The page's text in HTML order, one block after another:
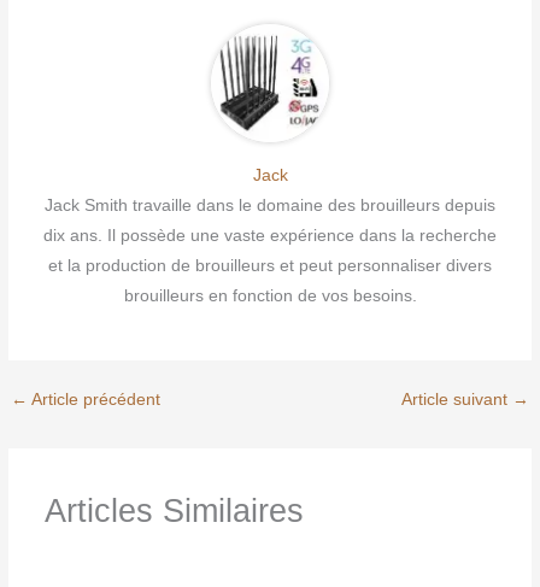
Jack
Jack Smith travaille dans le domaine des brouilleurs depuis
dix ans. Il possède une vaste expérience dans la recherche
et la production de brouilleurs et peut personnaliser divers
brouilleurs en fonction de vos besoins.
← Article précédent Article suivant →
Articles Similaires